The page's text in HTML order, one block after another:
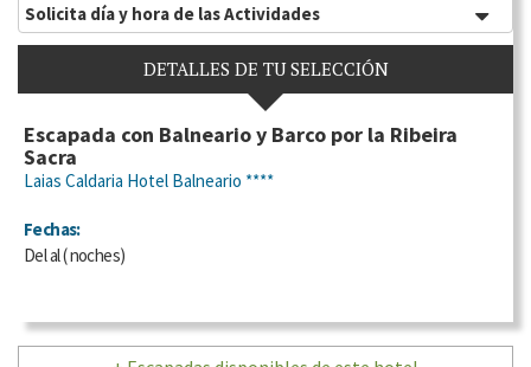
Solicita día y hora de las Actividades
DETALLES DE TU SELECCIÓN
Escapada con Balneario y Barco por la Ribeira
Sacra
Laias Caldaria Hotel Balneario ****
Fechas:
Delal(noches)